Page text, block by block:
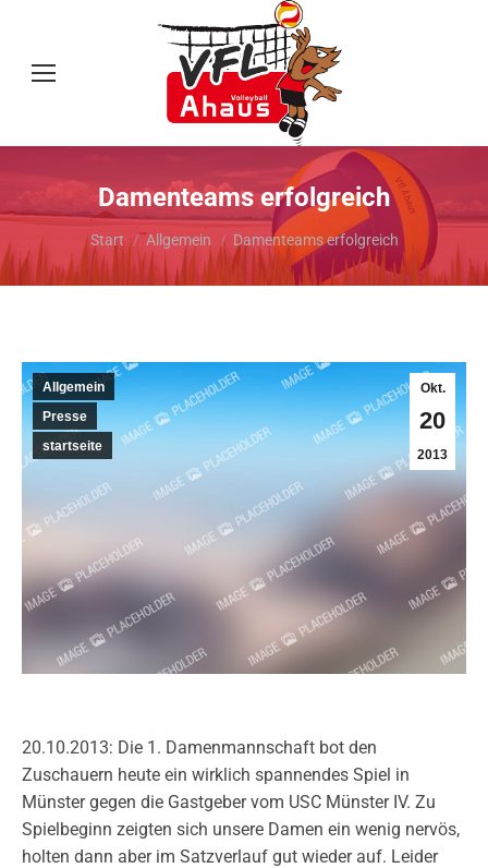
Damenteams erfolgreich
Sie befinden sich hier:
Start Allgemein Damenteams erfolgreich
Okt.
20
2013
Allgemein
Presse
startseite
20.10.2013: Die 1. Damenmannschaft bot den
Zuschauern heute ein wirklich spannendes Spiel in
Münster gegen die Gastgeber vom USC Münster IV. Zu
Spielbeginn zeigten sich unsere Damen ein wenig nervös,
holten dann aber im Satzverlauf gut wieder auf. Leider